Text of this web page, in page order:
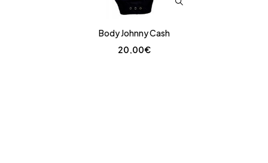
Body Johnny Cash
20,00€